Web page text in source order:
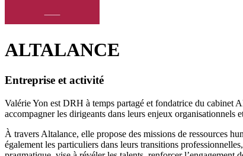
ALTALANCE
Entreprise et activité
Valérie Yon est DRH à temps partagé et fondatrice du cabinet
accompagner les dirigeants dans leurs enjeux organisationnels
À travers Altalance, elle propose des missions de ressources
également les particuliers dans leurs transitions